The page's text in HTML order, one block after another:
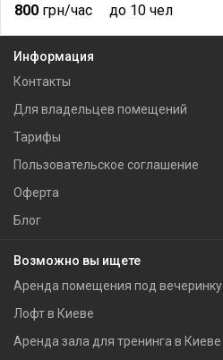
800 грн/час до 10 чел
Информация
Контакты
Для владельцев помещений
Тарифы
Пользовательское соглашение
Оферта
Блог
Возможно вы ищете
Аренда помещения под вечеринку
Лофт в Киеве
Аренда зала для тренинга в Киеве